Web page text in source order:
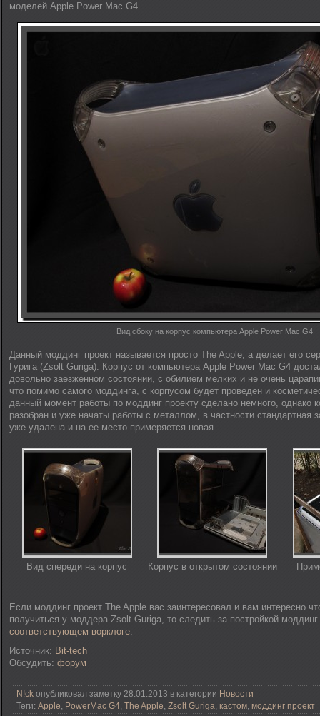
моделей Apple Power Mac G4.
Вид сбоку на корпус компьютера Apple Power Mac G4
Данный моддинг проект называется просто The Apple, а делает его
Гурига (Zsolt Guriga). Корпус от компьютера Apple Power Mac G4
довольно заезженном состоянии, с обилием мелких и не очень
что помимо самого моддинга, с корпусом будет проведен и
данный момент работы по моддинг проекту сделано немного, однако
разобран и уже начаты работы с металлом, в частности стандартная
уже удалена и на ее место примеряется новая.
Вид спереди на корпус Корпус в открытом состоянии
Если моддинг проект The Apple вас заинтересовал и вам интересно
получиться у моддера Zsolt Guriga, то следить за постройкой
соответствующем ворклоге.
Источник: Bit-tech
Обсудить: форум
N!ck опубликовал заметку 28.01.2013 в категории Новости
Теги: Apple, PowerMac G4, The Apple, Zsolt Guriga, кастом, моддинг проект